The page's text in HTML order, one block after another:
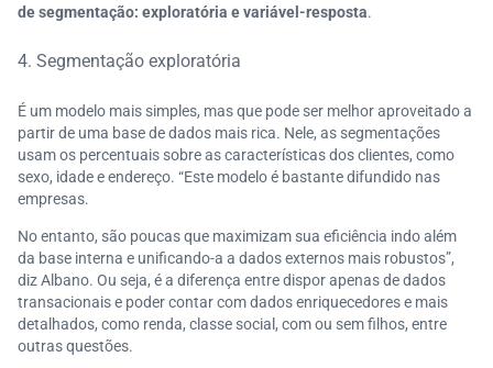
de segmentação: exploratória e variável-resposta.
4. Segmentação exploratória
É um modelo mais simples, mas que pode ser melhor aproveitado a
partir de uma base de dados mais rica. Nele, as segmentações
usam os percentuais sobre as características dos clientes, como
sexo, idade e endereço. “Este modelo é bastante difundido nas
empresas.
No entanto, são poucas que maximizam sua eficiência indo além
da base interna e unificando-a a dados externos mais robustos”,
diz Albano. Ou seja, é a diferença entre dispor apenas de dados
transacionais e poder contar com dados enriquecedores e mais
detalhados, como renda, classe social, com ou sem filhos, entre
outras questões.